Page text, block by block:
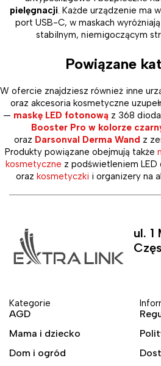
pielęgnacji. Każde urządzenie ma
port USB-C, w maskach
stabilnym, niemigoczącym
Powiązane
W ofercie znajdziesz również inne
oraz akcesoria kosmetyczne
— maskę LED fotonową z 368
Booster Pro w kolorze
oraz Darsonval Derma Wand z
Produkty powiązane obejmują także
kosmetyczne z podświetleniem LED
oraz kosmetyczki i organizery na
ul. 1
Kategorie
AGD
Mama i dziecko
Dom i ogród